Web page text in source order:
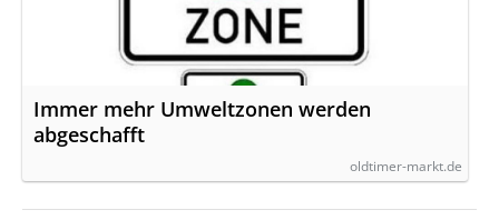
Immer mehr Umweltzonen werden
abgeschafft
oldtimer-markt.de